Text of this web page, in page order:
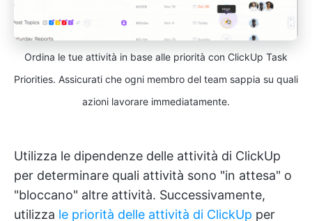
Ordina le tue attività in base alle priorità con ClickUp Task
Priorities. Assicurati che ogni membro del team sappia su quali
azioni lavorare immediatamente.
Utilizza le dipendenze delle attività di ClickUp
per determinare quali attività sono "in attesa" o
"bloccano" altre attività. Successivamente,
utilizza le priorità delle attività di ClickUp per